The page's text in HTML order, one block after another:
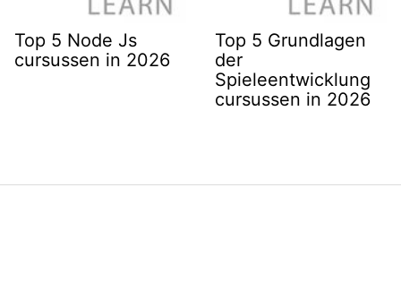
Top 5 Node Js
cursussen in 2026
Top 5 Grundlagen
der
Spieleentwicklung
cursussen in 2026